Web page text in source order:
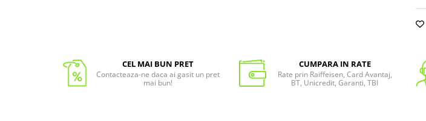
CEL MAI BUN PRET
Contacteaza-ne daca ai gasit un pret
mai bun!
CUMPARA IN RATE
Rate prin Raiffeisen, Card Avantaj,
BT, Unicredit, Garanti, TBI